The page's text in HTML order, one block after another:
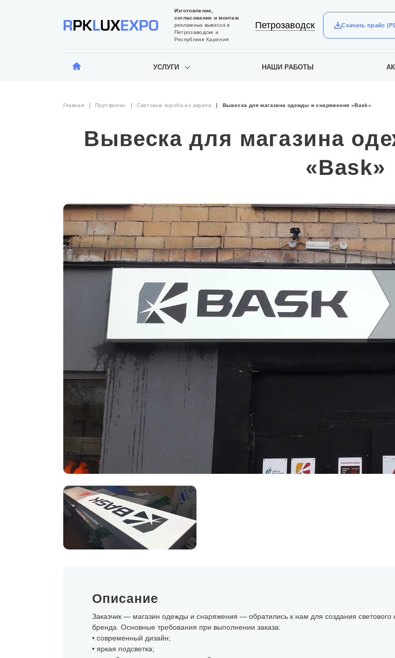
Изготовление,
согласование и монтаж
рекламных вывесок в
Петрозаводске и
Республике Карелия
Петрозаводск Скачать прайс
УСЛУГИ НАШИ РАБОТЫ
Главная Портфолио Световые короба из акрила Вывеска для магазина одежды и снаряжения «Bask»
Вывеска для магазина
«Bask»
Описание
Заказчик — магазин одежды и снаряжения — обратились к нам для создания светового
бренда. Основные требования при выполнении заказа:
• современный дизайн;
• яркая подсветка;